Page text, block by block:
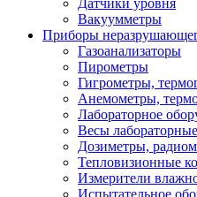
Датчики уровня
Вакуумметры
Приборы
Газоанализаторы
Пирометры
Гигрометры,
Анемометры,
Лабораторное
Весы лабораторные
Дозиметры,
Тепловизионные
Измерители
Испытательное